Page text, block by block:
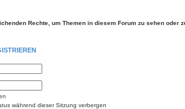
Rechte, um Themen in diesem Forum zu sehen oder
während dieser Sitzung verbergen